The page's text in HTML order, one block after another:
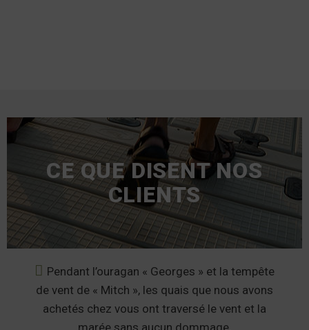
CE QUE DISENT NOS
CLIENTS
Pendant l’ouragan « Georges » et la tempête
de vent de « Mitch », les quais que nous avons
achetés chez vous ont traversé le vent et la